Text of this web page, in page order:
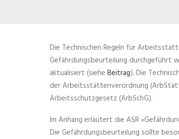
Die Technischen Regeln für
Gefährdungsbeurteilung durchgeführt
aktualisiert (siehe Beitrag). Die
der Arbeitsstättenverordnung
Arbeitsschutzgesetz (ArbSchG).
Im Anhang erläutert die ASR
Die Gefährdungsbeurteilung sollte